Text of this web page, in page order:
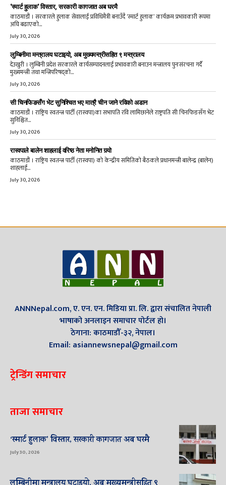
‘स्मार्ट हुलाक’ विस्तार, सरकारी कागजात अब घरमै
काठमाडौं । सरकारले हुलाक सेवालाई प्रविधिमैत्री बनाउँदै ‘स्मार्ट हुलाक’ कार्यक्रम प्रभावकारी रूपमा
अघि बढाएको...
July 30, 2026
लुम्बिनीमा मन्त्रालय घटाइयो, अब मुख्यमन्त्रीसहित ९ मन्त्रालय
देउखुरी । लुम्बिनी प्रदेश सरकारले कार्यसम्पादनलाई प्रभावकारी बनाउन मन्त्रालय पुनःसंरचना गर्दै
मुख्यमन्त्री तथा मन्त्रिपरिषद्को...
July 30, 2026
सी चिनफिङसँग भेट सुनिश्चित भए मात्रै चीन जाने रविको अडान
काठमाडौं । राष्ट्रिय स्वतन्त्र पार्टी (रास्वपा)का सभापति रवि लामिछानेले राष्ट्रपति सी चिनफिङसँग भेट
सुनिश्चित...
July 30, 2026
रास्वपाले बालेन शाहलाई वरिष्ठ नेता मनोनित गर्‍यो
काठमाडौं । राष्ट्रिय स्वतन्त्र पार्टी (रास्वपा) को केन्द्रीय समितिको बैठकले प्रधानमन्त्री बालेन्द्र (बालेन)
शाहलाई...
July 30, 2026
ANNNepal.com, ए. एन. एन. मिडिया प्रा. लि. द्वारा संचालित नेपाली
भाषाको अनलाइन समाचार पोर्टल हो।
ठेगाना: काठमाडौँ-३२, नेपाल।
Email: asiannewsnepal@gmail.com
ट्रेन्डिंग समाचार
ताजा समाचार
‘स्मार्ट हुलाक’ विस्तार, सरकारी कागजात अब घरमै
July 30, 2026